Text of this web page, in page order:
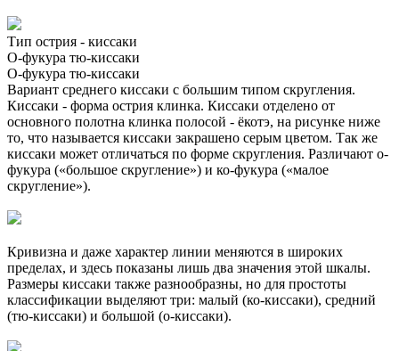
Тип острия - киссаки
О-фукура тю-киссаки
О-фукура тю-киссаки
Вариант среднего киссаки с большим типом скругления.
Киссаки - форма острия клинка. Киссаки отделено от
основного полотна клинка полосой - ёкотэ, на рисунке ниже
то, что называется киссаки закрашено серым цветом. Так же
киссаки может отличаться по форме скругления. Различают о-
фукура («большое скругление») и ко-фукура («малое
скругление»).
Кривизна и даже характер линии меняются в широких
пределах, и здесь показаны лишь два значения этой шкалы.
Размеры киссаки также разнообразны, но для простоты
классификации выделяют три: малый (ко-киссаки), средний
(тю-киссаки) и большой (о-киссаки).